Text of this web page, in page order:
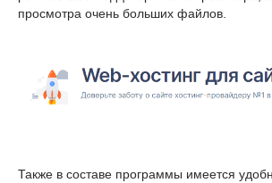
просмотра очень больших файлов.
Также в составе программы имеется